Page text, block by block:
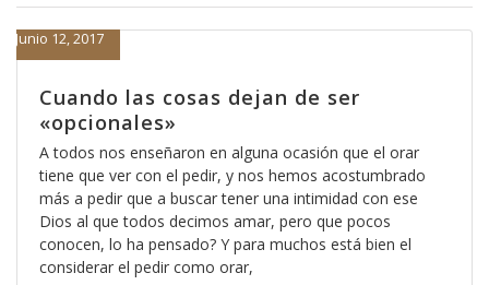
Cuando las cosas dejan de ser
«opcionales»
Junio 12, 2017
A todos nos enseñaron en alguna ocasión que el orar
tiene que ver con el pedir, y nos hemos acostumbrado
más a pedir que a buscar tener una intimidad con ese
Dios al que todos decimos amar, pero que pocos
conocen, lo ha pensado? Y para muchos está bien el
considerar el pedir como orar,